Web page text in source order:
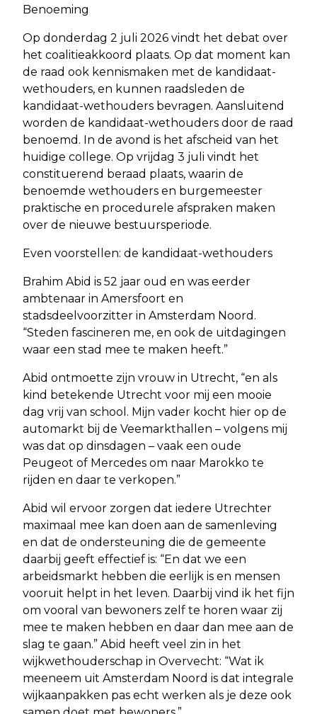
Benoeming
Op donderdag 2 juli 2026 vindt het debat over
het coalitieakkoord plaats. Op dat moment kan
de raad ook kennismaken met de kandidaat-
wethouders, en kunnen raadsleden de
kandidaat-wethouders bevragen. Aansluitend
worden de kandidaat-wethouders door de raad
benoemd. In de avond is het afscheid van het
huidige college. Op vrijdag 3 juli vindt het
constituerend beraad plaats, waarin de
benoemde wethouders en burgemeester
praktische en procedurele afspraken maken
over de nieuwe bestuursperiode.
Even voorstellen: de kandidaat-wethouders
Brahim Abid is 52 jaar oud en was eerder
ambtenaar in Amersfoort en
stadsdeelvoorzitter in Amsterdam Noord.
“Steden fascineren me, en ook de uitdagingen
waar een stad mee te maken heeft.”
Abid ontmoette zijn vrouw in Utrecht, “en als
kind betekende Utrecht voor mij een mooie
dag vrij van school. Mijn vader kocht hier op de
automarkt bij de Veemarkthallen – volgens mij
was dat op dinsdagen – vaak een oude
Peugeot of Mercedes om naar Marokko te
rijden en daar te verkopen.”
Abid wil ervoor zorgen dat iedere Utrechter
maximaal mee kan doen aan de samenleving
en dat de ondersteuning die de gemeente
daarbij geeft effectief is: “En dat we een
arbeidsmarkt hebben die eerlijk is en mensen
vooruit helpt in het leven. Daarbij vind ik het fijn
om vooral van bewoners zelf te horen waar zij
mee te maken hebben en daar dan mee aan de
slag te gaan.” Abid heeft veel zin in het
wijkwethouderschap in Overvecht: “Wat ik
meeneem uit Amsterdam Noord is dat integrale
wijkaanpakken pas echt werken als je deze ook